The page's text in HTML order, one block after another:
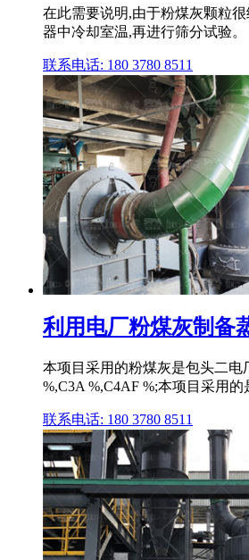
在此需要说明,由于粉煤灰颗粒
器中冷却室温,再进行筛分试验。
联系电话: 180 3780 8511
利用电厂粉煤灰制备
本项目采用的粉煤灰是包头二电
%,C3A %,C4AF %;本项目采用
联系电话: 180 3780 8511